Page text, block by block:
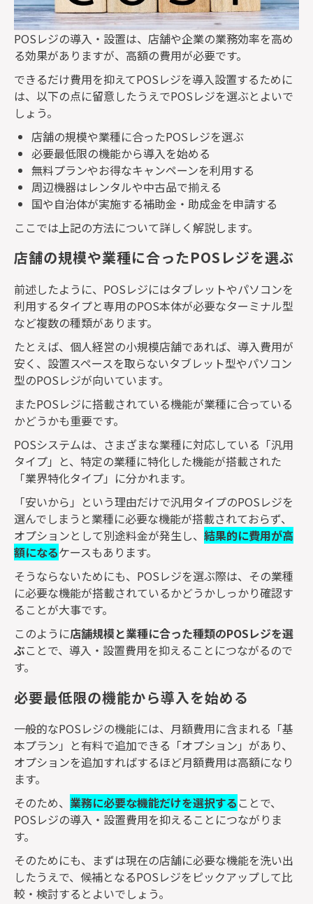
POSレジの導入・設置は、店舗や企業の業務効率を高め
る効果がありますが、高額の費用が必要です。
できるだけ費用を抑えてPOSレジを導入設置するために
は、以下の点に留意したうえでPOSレジを選ぶとよいで
しょう。
店舗の規模や業種に合ったPOSレジを選ぶ
必要最低限の機能から導入を始める
無料プランやお得なキャンペーンを利用する
周辺機器はレンタルや中古品で揃える
国や自治体が実施する補助金・助成金を申請する
ここでは上記の方法について詳しく解説します。
店舗の規模や業種に合ったPOSレジを選ぶ
前述したように、 POSレジにはタブレットやパソコンを
利用するタイプと専用のPOS本体が必要なターミナル型
など複数の種類があります。
たとえば、個人経営の小規模店舗であれば、導入費用が
安く、設置スペースを取らないタブレット型やパソコン
型のPOSレジが向いています。
またPOSレジに搭載されている機能が業種に合っている
かどうかも重要です。
POSシステムは、さまざまな業種に対応している「汎用
タイプ」と、特定の業種に特化した機能が搭載された
「業界特化タイプ」に分かれます。
「安いから」という理由だけで汎用タイプのPOSレジを
選んでしまうと業種に必要な機能が搭載されておらず、
オプションとして別途料金が発生し、 結果的に費用が高
額になるケースもあります。
そうならないためにも、 POSレジを選ぶ際は、その業種
に必要な機能が搭載されているかどうかしっかり確認す
ることが大事です。
このように店舗規模と業種に合った種類のPOSレジを選
ぶことで、導入・設置費用を抑えることにつながるので
す。
必要最低限の機能から導入を始める
一般的なPOSレジの機能には、月額費用に含まれる「基
本プラン」と有料で追加できる「オプション」があり、
オプションを追加すればするほど月額費用は高額になり
ます。
そのため、 業務に必要な機能だけを選択する ことで、
POSレジの導入・設置費用を抑えることにつながりま
す。
そのためにも、まずは現在の店舗に必要な機能を洗い出
したうえで、候補となるPOSレジをピックアップして比
較・検討するとよいでしょう。